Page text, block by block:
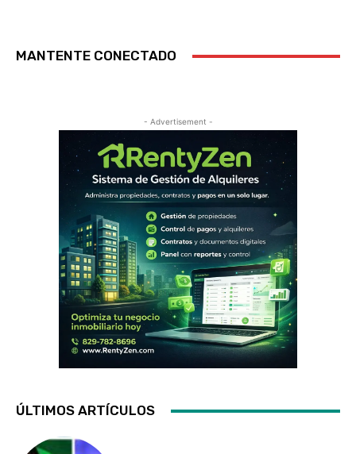
MANTENTE CONECTADO
- Advertisement -
ÚLTIMOS ARTÍCULOS